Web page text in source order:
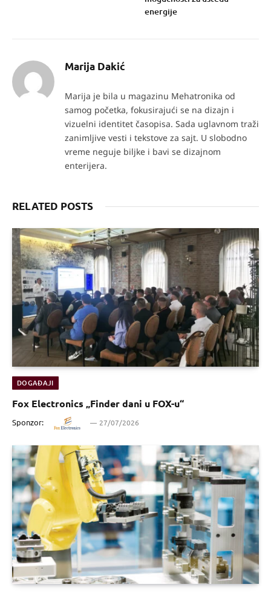
energije
Marija Dakić
Marija je bila u magazinu Mehatronika od
samog početka, fokusirajući se na dizajn i
vizuelni identitet časopisa. Sada uglavnom traži
zanimljive vesti i tekstove za sajt. U slobodno
vreme neguje biljke i bavi se dizajnom
enterijera.
RELATED POSTS
DOGAĐAJI
Fox Electronics „Finder dani u FOX-u“
Sponzor: 27/07/2026